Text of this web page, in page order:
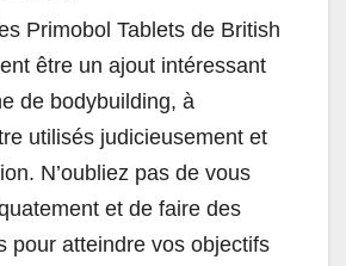
Primobol Tablets de British
être un ajout intéressant
de bodybuilding, à
utilisés judicieusement et
N’oubliez pas de vous
et de faire des
pour atteindre vos objectifs